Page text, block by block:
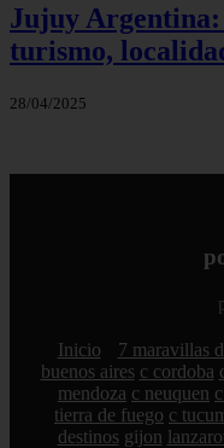
Jujuy
turismo,
28/04/2025
Inicio 7 maravillas
buenos aires c cordoba
mendoza c neuquen
tierra de fuego c
destinos gijon